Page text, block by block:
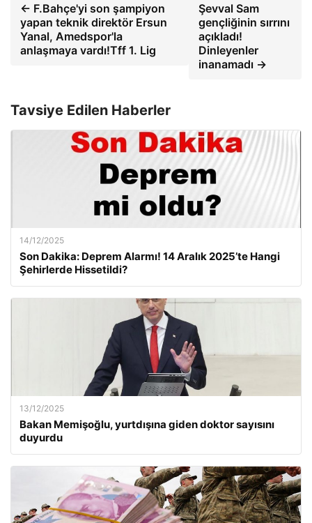
← F.Bahçe'yi son şampiyon
yapan teknik direktör Ersun
Yanal, Amedspor'la
anlaşmaya vardı!Tff 1. Lig
Şevval Sam
gençliğinin sırrını
açıkladı!
Dinleyenler
inanamadı →
Tavsiye Edilen Haberler
14/12/2025
Son Dakika: Deprem Alarmı! 14 Aralık 2025’te Hangi
Şehirlerde Hissetildi?
13/12/2025
Bakan Memişoğlu, yurtdışına giden doktor sayısını
duyurdu